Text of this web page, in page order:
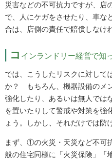
災害などの不可抗力ですが、店
で、人にケガをさせたり、車な
合は、店側の責任で賠償しなけ
コ インランドリー経営で知
では、こうしたリスクに対して
か？ もちろん、機器設備のメ
強化したり、あるいは無人では
を置いたりして警戒や対策を強
ょう。しかし、それだけでは防
まず、①の火災・天災など不可
般の住宅同様に「火災保険」「